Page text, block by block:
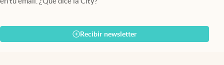
Recibir newsletter